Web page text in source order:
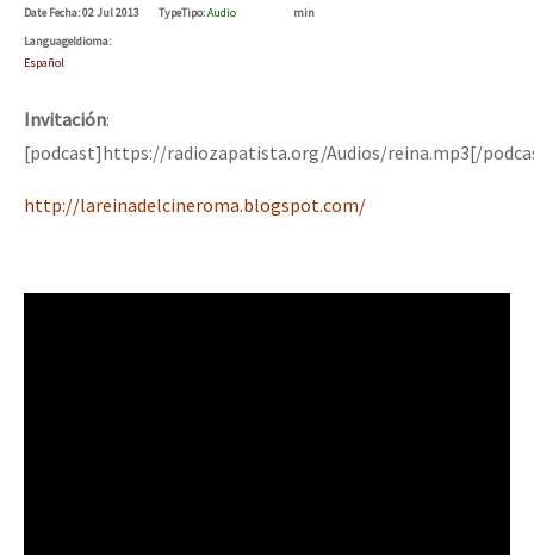
DateFecha: 02 Jul 2013 TypeTipo:Audio
min
LanguageIdioma:
Español
Invitación:
[podcast]https://radiozapatista.org/Audios/reina.mp3[/
http://lareinadelcineroma.blogspot.com/